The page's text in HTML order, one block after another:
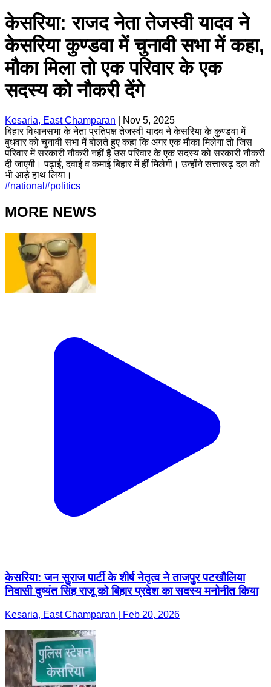
केसरिया: राजद नेता तेजस्वी यादव ने
केसरिया कुण्डवा में चुनावी सभा में कहा,
मौका मिला तो एक परिवार के एक
सदस्य को नौकरी देंगे
Kesaria, East Champaran
Nov 5, 2025
बिहार विधानसभा के नेता प्रतिपक्ष तेजस्वी यादव ने केसरिया के कुण्डवा में
बुधवार को चुनावी सभा में बोलते हुए कहा कि अगर एक मौका मिलेगा तो जिस
परिवार में सरकारी नौकरी नहीं है उस परिवार के एक सदस्य को सरकारी नौकरी
दी जाएगी। पढ़ाई, दवाई व कमाई बिहार में हीं मिलेगी। उन्होंने सत्तारूढ़ दल को
भी आड़े हाथ लिया।
#national #politics
MORE NEWS
केसरिया: जन सुराज पार्टी के शीर्ष नेतृत्व ने ताजपुर पटखौलिया
निवासी दुष्यंत सिंह राजू को बिहार प्रदेश का सदस्य मनोनीत किया
Kesaria, East Champaran | Feb 20, 2026